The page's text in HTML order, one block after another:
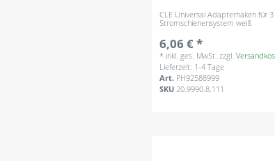
CLE Universal Adapterhaken für 3
Stromschienensystem weiß
6,06 € *
* inkl. ges. MwSt. zzgl.
Lieferzeit: 1-4 Tage
Art. PH92588999
SKU20.9990.8.111